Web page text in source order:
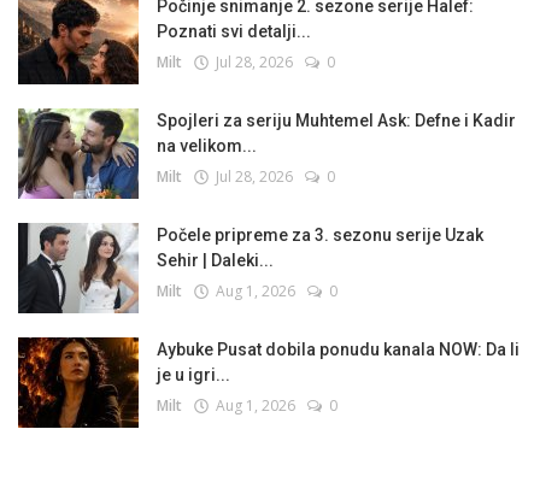
Počinje snimanje 2. sezone serije Halef:
Poznati svi detalji...
Milt Jul 28, 2026 0
Spojleri za seriju Muhtemel Ask: Defne i Kadir
na velikom...
Milt Jul 28, 2026 0
Počele pripreme za 3. sezonu serije Uzak
Sehir | Daleki...
Milt Aug 1, 2026 0
Aybuke Pusat dobila ponudu kanala NOW: Da li
je u igri...
Milt Aug 1, 2026 0